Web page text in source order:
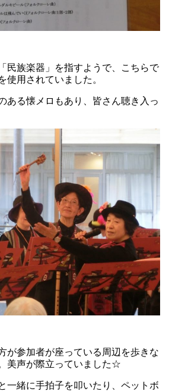
民族楽器」を指すようで、こちらで
使用されていました。
ある懐メロもあり、皆さん聴き入っ
が参加者が座っている周辺を歩きな
美声が際立っていました☆
一緒に手拍子を叩いたり、ペットボ